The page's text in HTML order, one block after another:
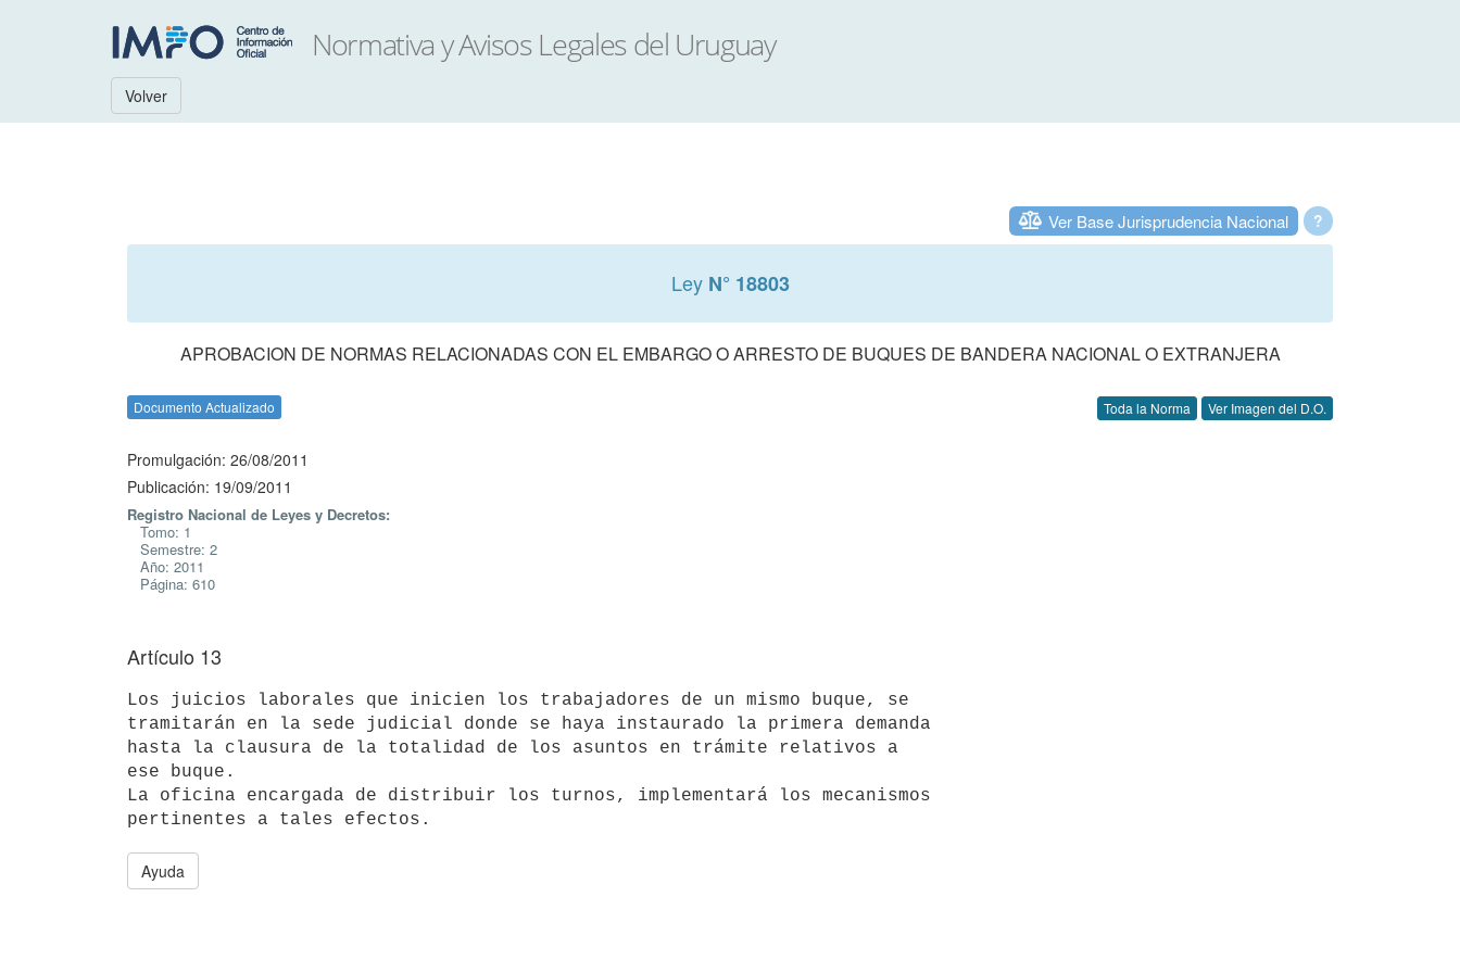
Volver
?
Ver Base Jurisprudencia Nacional
Ley N° 18803
APROBACION DE NORMAS RELACIONADAS CON EL EMBARGO O ARRESTO DE BUQUES DE BANDERA NACIONAL O EXTRANJERA
Documento Actualizado Toda la Norma Ver Imagen del D.O.
Promulgación: 26/08/2011
Publicación: 19/09/2011
Registro Nacional de Leyes y Decretos:
Tomo: 1
Semestre: 2
Año: 2011
Página: 610
Artículo 13
Los juicios laborales que inicien los trabajadores de un mismo buque, se
tramitarán en la sede judicial donde se haya instaurado la primera demanda
hasta la clausura de la totalidad de los asuntos en trámite relativos a
ese buque.
La oficina encargada de distribuir los turnos, implementará los mecanismos
pertinentes a tales efectos.
Ayuda